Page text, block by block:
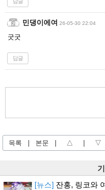
민댕이에여 26-05-30 22:04
굿굿
답글
목록 본문 △
[뉴스] 잔홍, 링코와